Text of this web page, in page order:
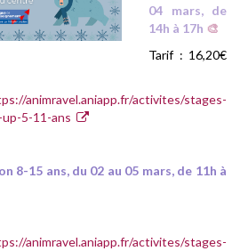
04 mars, de
14h à 17h 🎨
Tarif : 16,20€
animravel.aniapp.fr/activites/stages-
5-11-ans
8-15 ans, du 02 au 05 mars, de 11h à
animravel.aniapp.fr/activites/stages-